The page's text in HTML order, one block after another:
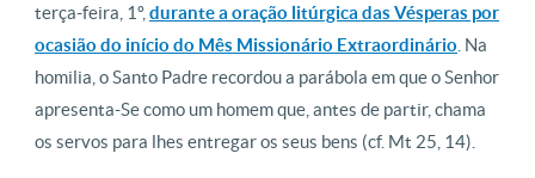
terça-feira, 1º, durante a oração litúrgica das Vésperas por
ocasião do início do Mês Missionário Extraordinário . Na
homilia, o Santo Padre recordou a parábola em que o Senhor
apresenta-Se como um homem que, antes de partir, chama
os servos para lhes entregar os seus bens (cf. Mt 25, 14).